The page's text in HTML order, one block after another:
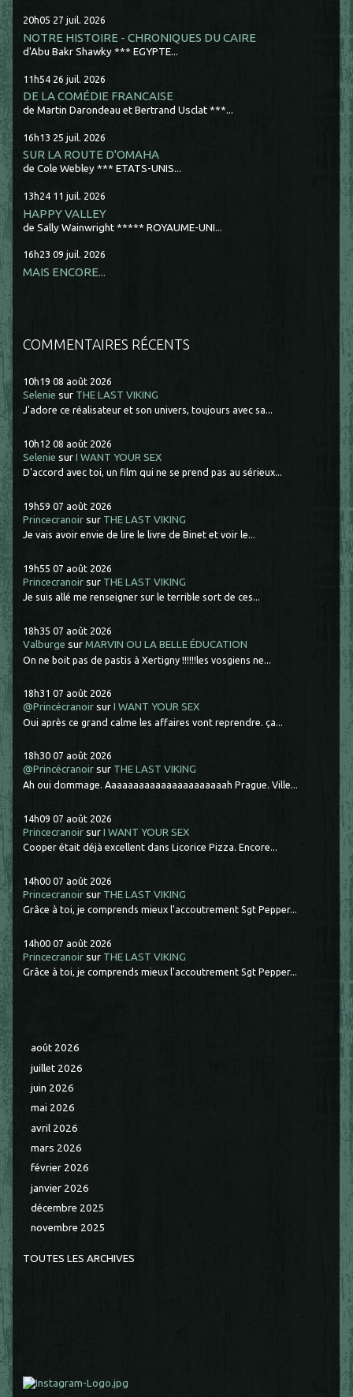
20h05 27 juil. 2026
NOTRE HISTOIRE - CHRONIQUES DU CAIRE
d'Abu Bakr Shawky *** EGYPTE...
11h54 26 juil. 2026
DE LA COMÉDIE FRANCAISE
de Martin Darondeau et Bertrand Usclat ***...
16h13 25 juil. 2026
SUR LA ROUTE D'OMAHA
de Cole Webley *** ETATS-UNIS...
13h24 11 juil. 2026
HAPPY VALLEY
de Sally Wainwright ***** ROYAUME-UNI...
16h23 09 juil. 2026
MAIS ENCORE...
COMMENTAIRES RÉCENTS
10h19 08 août 2026
Selenie sur THE LAST VIKING
J'adore ce réalisateur et son univers, toujours avec sa...
10h12 08 août 2026
Selenie surI WANT YOUR SEX
D'accord avec toi, un film qui ne se prend pas au sérieux...
19h59 07 août 2026
Princecranoir sur THE LAST VIKING
Je vais avoir envie de lire le livre de Binet et voir le...
19h55 07 août 2026
Princecranoir sur THE LAST VIKING
Je suis allé me renseigner sur le terrible sort de ces...
18h35 07 août 2026
Valburge surMARVIN OU LA BELLE ÉDUCATION
On ne boit pas de pastis à Xertigny !!!!!!les vosgiens ne...
18h31 07 août 2026
@Princécranoir surI WANT YOUR SEX
Oui après ce grand calme les affaires vont reprendre. ça...
18h30 07 août 2026
@Princécranoir sur THE LAST VIKING
Ah oui dommage. Aaaaaaaaaaaaaaaaaaaaaah Prague. Ville...
14h09 07 août 2026
Princecranoir surI WANT YOUR SEX
Cooper était déjà excellent dans Licorice Pizza. Encore...
14h00 07 août 2026
Princecranoir sur THE LAST VIKING
Grâce à toi, je comprends mieux l'accoutrement Sgt Pepper...
14h00 07 août 2026
Princecranoir sur THE LAST VIKING
Grâce à toi, je comprends mieux l'accoutrement Sgt Pepper...
août 2026
juillet 2026
juin 2026
mai 2026
avril 2026
mars 2026
février 2026
janvier 2026
décembre 2025
novembre 2025
TOUTES LES ARCHIVES